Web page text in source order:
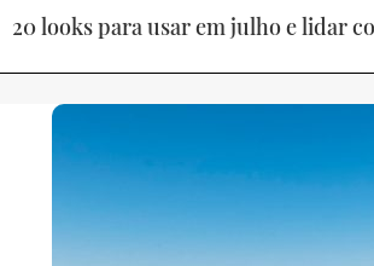
20 looks para usar em julho e lidar